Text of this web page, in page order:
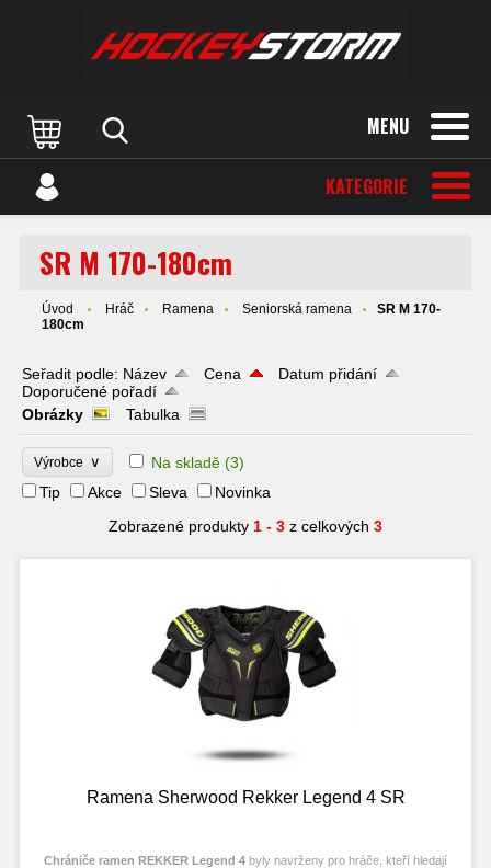
MENU
KATEGORIE
SR M 170-180cm
Úvod Hráč Ramena Seniorská ramena
SR M 170-
180cm
Seřadit podle: Název Cena
Datum přidání
Doporučené pořadí
Obrázky
Tabulka
Výrobce ∨ Na skladě (3)
Tip
Akce Sleva
Novinka
Zobrazené produkty 1 - 3 z celkových 3
Ramena Sherwood Rekker Legend 4 SR
Chrániče ramen REKKER Legend 4 byly navrženy pro hráče, kteří hledají